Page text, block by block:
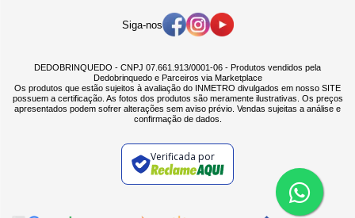
Siga-nos
DEDOBRINQUEDO - CNPJ 07.661.913/0001-06 - Produtos vendidos pela
Dedobrinquedo e Parceiros via Marketplace
Os produtos que estão sujeitos à avaliação do INMETRO divulgados em nosso SITE
possuem a certificação. As fotos dos produtos são meramente ilustrativas. Os preços
apresentados podem sofrer alterações sem aviso prévio. Vendas sujeitas a análise e
confirmação de dados.
Verificada por